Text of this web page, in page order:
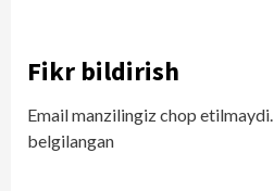
Fikr bildirish
Email manzilingiz chop etilmaydi.
belgilangan